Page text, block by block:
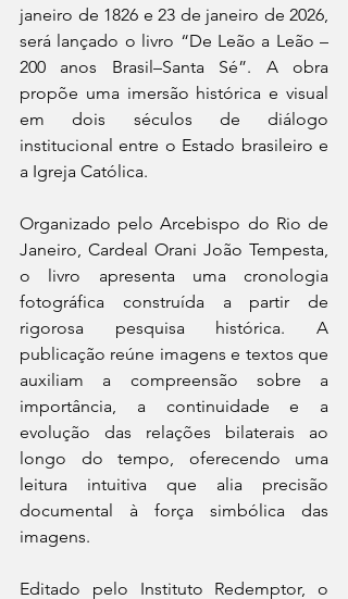
janeiro de 1826 e 23 de janeiro de 2026,
será lançado o livro “De Leão a Leão –
200 anos Brasil–Santa Sé”. A obra
propõe uma imersão histórica e visual
em dois séculos de diálogo
institucional entre o Estado brasileiro e
a Igreja Católica.
Organizado pelo Arcebispo do Rio de
Janeiro, Cardeal Orani João Tempesta,
o livro apresenta uma cronologia
fotográfica construída a partir de
rigorosa pesquisa histórica. A
publicação reúne imagens e textos que
auxiliam a compreensão sobre a
importância, a continuidade e a
evolução das relações bilaterais ao
longo do tempo, oferecendo uma
leitura intuitiva que alia precisão
documental à força simbólica das
imagens.
Editado pelo Instituto Redemptor, o